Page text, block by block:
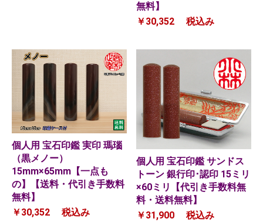
無料】
￥30,352
税込み
個人用 宝石印鑑 実印 瑪瑙
（黒メノー）
15mm×65mm【一点も
の】【送料・代引き手数料
無料】
￥30,352
税込み
個人用 宝石印鑑 サンドス
トーン 銀行印･認印 15ミリ
×60ミリ【代引き手数料無
料・送料無料】
￥31,900
税込み